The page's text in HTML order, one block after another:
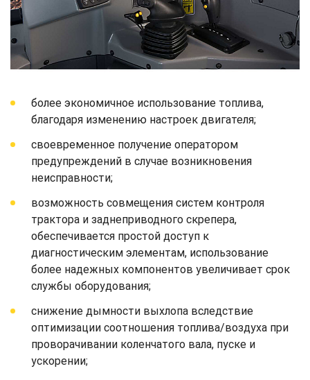
более экономичное использование топлива,
благодаря изменению настроек двигателя;
своевременное получение оператором
предупреждений в случае возникновения
неисправности;
возможность совмещения систем контроля
трактора и заднеприводного скрепера,
обеспечивается простой доступ к
диагностическим элементам, использование
более надежных компонентов увеличивает срок
службы оборудования;
снижение дымности выхлопа вследствие
оптимизации соотношения топлива/воздуха при
проворачивании коленчатого вала, пуске и
ускорении;